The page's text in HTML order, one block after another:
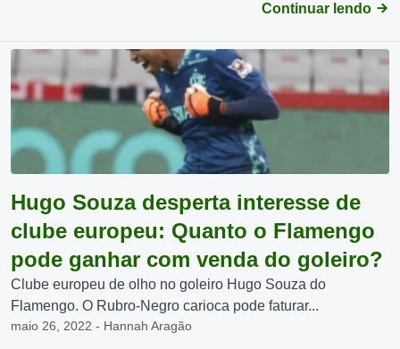
Continuar lendo
Hugo Souza desperta interesse de
clube europeu: Quanto o Flamengo
pode ganhar com venda do goleiro?
Clube europeu de olho no goleiro Hugo Souza do
Flamengo. O Rubro-Negro carioca pode faturar...
maio 26, 2022 - Hannah Aragão